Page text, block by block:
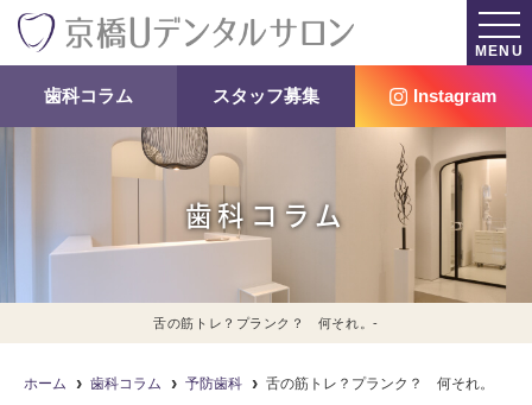
MENU
歯科コラム スタッフ募集 Instagram
歯科コラム
舌の筋トレ？プランク？ 何それ。-
ホーム 歯科コラム 予防歯科 舌の筋トレ？プランク？ 何それ。